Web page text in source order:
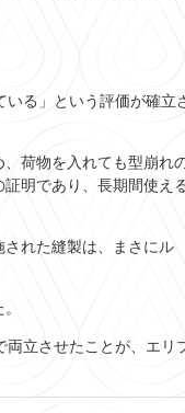
いる」という評価が確立
、荷物を入れても型崩れ
証明であり、長期間使え
された縫製は、まさにル
両立させたことが、エリ